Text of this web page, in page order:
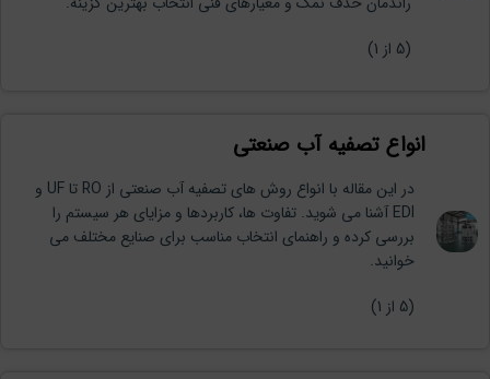
(
5 از 1)
انواع تصفیه آب صنعتی
در این مقاله با انواع روش های تصفیه آب صنعتی از RO تا UF و
EDI آشنا می شوید. تفاوت ها، کاربردها و مزایای هر سیستم را
بررسی کرده و راهنمای انتخاب مناسب برای صنایع مختلف می
خوانید.
(
5 از 1)